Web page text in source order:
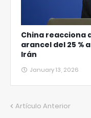
China reacciona
arancel del 25 %
Irán
January 13, 2026
Artículo Anterior